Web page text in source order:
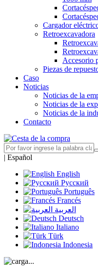
Cargador
Retroexcavadora
Accesorio
Piezas de
Caso
Noticias
Noticias de la
Noticias de la
Noticias de la
Contacto
| Español
English
Русский
Português
Francés
العربية
Deutsch
Italiano
Türk
Indonesia